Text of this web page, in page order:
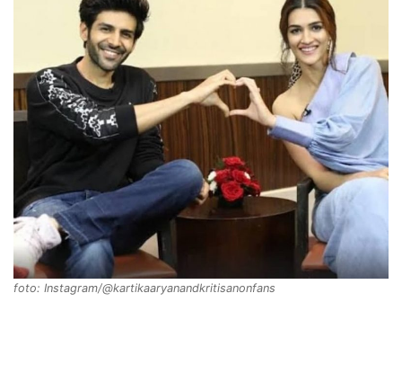
foto: Instagram/@kartikaaryanandkritisanonfans